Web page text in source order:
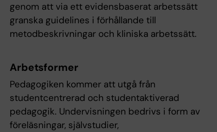
genom att via ett evidensbaserat arbetssätt
granska guidelines i förhållande till
metodbeskrivningar och kliniska arbetssätt.
Arbetsformer
Pedagogiken kommer att utgå från
studentcentrerad och studentaktiverad
pedagogik. Undervisningen bedrivs i form av
föreläsningar, självstudier,